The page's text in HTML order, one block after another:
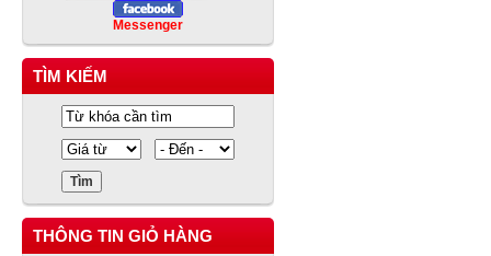
Messenger
TÌM KIẾM
THÔNG TIN GIỎ HÀNG